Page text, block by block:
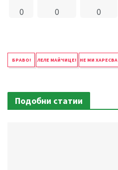
0
БРАВО!
0
ЛЕЛЕ МАЙЧИЦЕ!
0
НЕ МИ ХАРЕСВА
Подобни статии